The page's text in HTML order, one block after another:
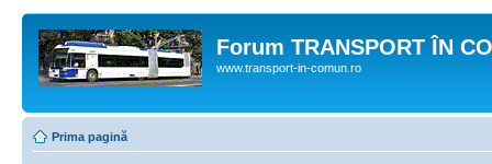
Forum TRANSPORT ÎN
www.transport-in-comun.ro
Prima pagină